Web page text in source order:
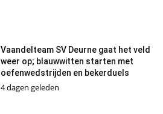
Vaandelteam SV Deurne gaat het veld
weer op; blauwwitten starten met
oefenwedstrijden en bekerduels
4 dagen geleden